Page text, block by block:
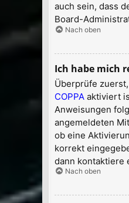
auch sein, dass
Board-
Nach oben
Ich habe mich
Überprüfe
COPPA aktiviert
Anweisungen
angemeldeten
ob eine
korrekt
dann kontaktiere
Nach oben